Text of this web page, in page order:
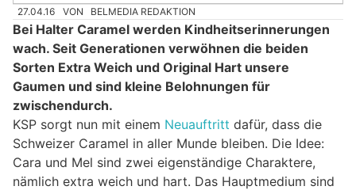
27.04.16 VON BELMEDIA REDAKTION
Bei Halter Caramel werden Kindheitserinnerungen
wach. Seit Generationen verwöhnen die beiden
Sorten Extra Weich und Original Hart unsere
Gaumen und sind kleine Belohnungen für
zwischendurch.
KSP sorgt nun mit einem Neuauftritt dafür, dass die
Schweizer Caramel in aller Munde bleiben. Die Idee:
Cara und Mel sind zwei eigenständige Charaktere,
nämlich extra weich und hart. Das Hauptmedium sind